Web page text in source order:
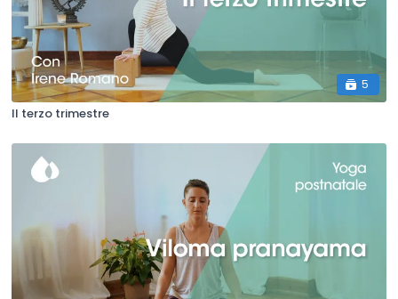
5
Il terzo trimestre